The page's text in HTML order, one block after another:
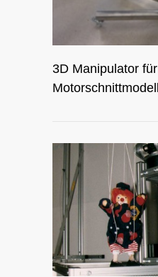
3D Manipulator für
Motorschnittmodell